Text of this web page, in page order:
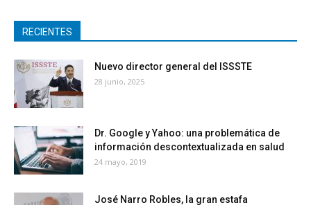
RECIENTES
Nuevo director general del ISSSTE
28 junio, 2025
Dr. Google y Yahoo: una problemática de
información descontextualizada en salud
24 mayo, 2019
José Narro Robles, la gran estafa